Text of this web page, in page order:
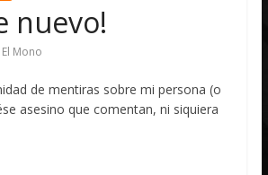
nuevo!
El Mono
de mentiras sobre mi persona (o
asesino que comentan, ni siquiera